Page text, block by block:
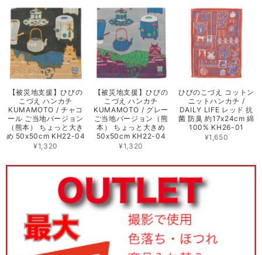
【被災地支援】ひびの
こづえ ハンカチ
KUMAMOTO / チャコ
ール ご当地バージョン
（熊本） ちょっと大き
め 50x50cm KH22-04
¥1,320
【被災地支援】ひびの
こづえ ハンカチ
KUMAMOTO / グレー
ご当地バージョン（熊
本） ちょっと大きめ
50x50cm KH22-04
¥1,320
ひびのこづえ コットン
ニットハンカチ /
DAILY LIFE レッド 抗
菌 防臭 約17x24cm 綿
100% KH26-01
¥1,650